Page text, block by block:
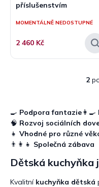
příslušenstvím
MOMENTÁLNĚ NEDOSTUPNÉ
2 460 Kč
2
🍳 Podpora fantazie👩‍🍳
🧠 Rozvoj sociálních
👧 Vhodné pro různé
👨‍👩‍👧 Společná zábava
Dětská kuchyňka
Kvalitní kuchyňka dětská